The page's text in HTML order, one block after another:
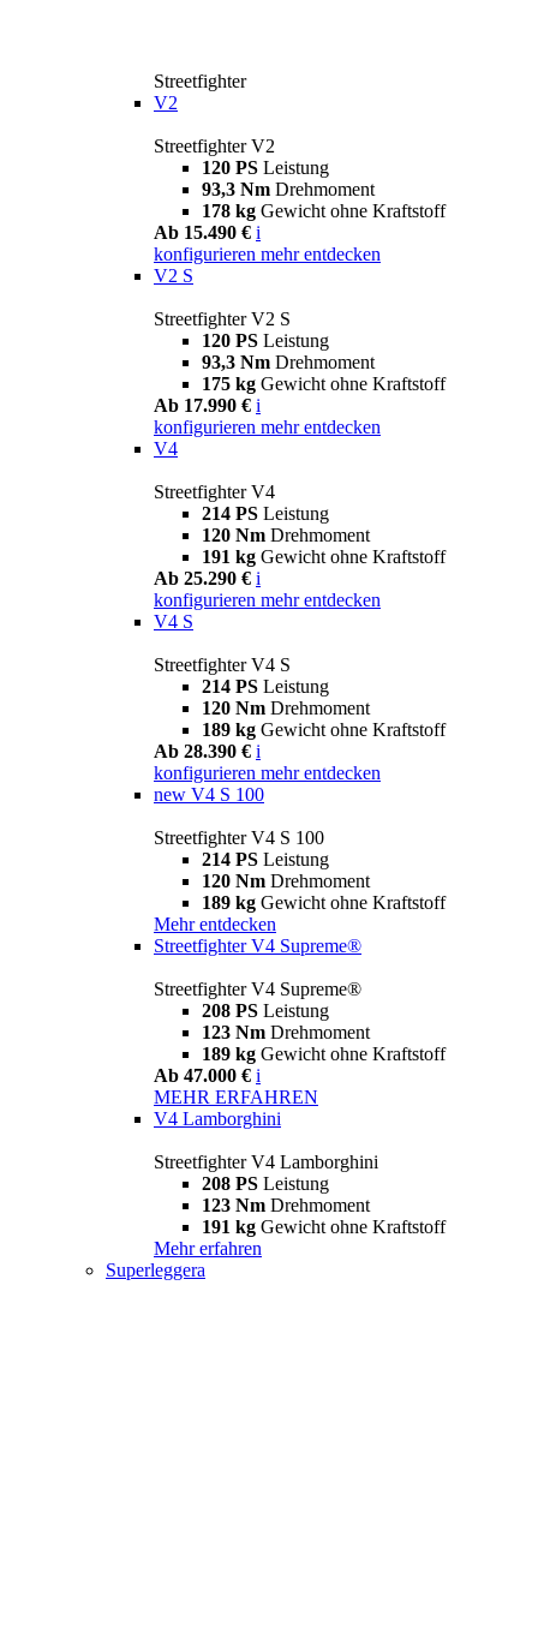
Streetfighter
V2
Streetfighter V2
120 PS Leistung
93,3 Nm Drehmoment
178 kg Gewicht ohne Kraftstoff
Ab 15.490 € i
konfigurieren mehr entdecken
V2 S
Streetfighter V2 S
120 PS Leistung
93,3 Nm Drehmoment
175 kg Gewicht ohne Kraftstoff
Ab 17.990 € i
konfigurieren mehr entdecken
V4
Streetfighter V4
214 PS Leistung
120 Nm Drehmoment
191 kg Gewicht ohne Kraftstoff
Ab 25.290 € i
konfigurieren mehr entdecken
V4 S
Streetfighter V4 S
214 PS Leistung
120 Nm Drehmoment
189 kg Gewicht ohne Kraftstoff
Ab 28.390 € i
konfigurieren mehr entdecken
new V4 S 100
Streetfighter V4 S 100
214 PS Leistung
120 Nm Drehmoment
189 kg Gewicht ohne Kraftstoff
Mehr entdecken
Streetfighter V4 Supreme®
Streetfighter V4 Supreme®
208 PS Leistung
123 Nm Drehmoment
189 kg Gewicht ohne Kraftstoff
Ab 47.000 € i
MEHR ERFAHREN
V4 Lamborghini
Streetfighter V4 Lamborghini
208 PS Leistung
123 Nm Drehmoment
191 kg Gewicht ohne Kraftstoff
Mehr erfahren
Superleggera